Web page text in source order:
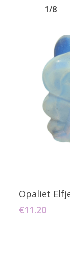
1/8
Opaliet
€11.20